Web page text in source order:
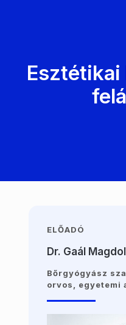
ELŐADÓ
Dr. Gaál
Bőrgyógyász
orvos, egyetemi